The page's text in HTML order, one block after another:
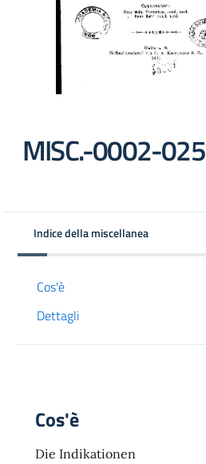
MISC.-0002-025
Indice della miscellanea
Cos'è
Dettagli
Cos'è
Die Indikationen